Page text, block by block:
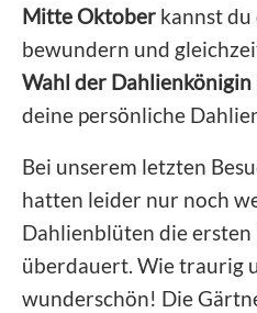
Mitte Oktober kannst
bewundern und
Wahl der Dahlienkönigin
deine persönliche
Bei unserem letzten
hatten leider nur noch
Dahlienblüten die
überdauert. Wie traurig
wunderschön! Die